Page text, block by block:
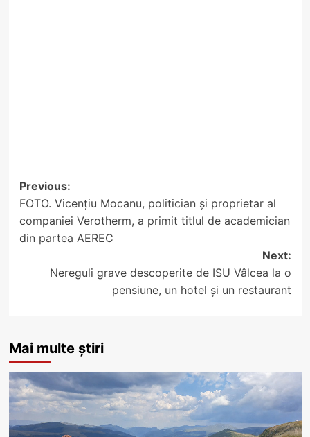
Post
navigation
Previous:
FOTO. Vicențiu Mocanu, politician și proprietar al
companiei Verotherm, a primit titlul de academician
din partea AEREC
Next:
Nereguli grave descoperite de ISU Vâlcea la o
pensiune, un hotel și un restaurant
Mai multe știri